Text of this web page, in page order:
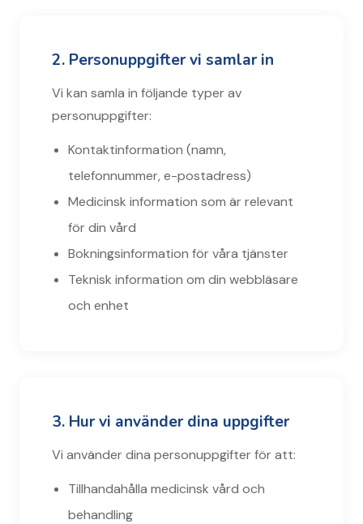
2. Personuppgifter vi samlar in
Vi kan samla in följande typer av
personuppgifter:
Kontaktinformation (namn,
telefonnummer, e-postadress)
Medicinsk information som är relevant
för din vård
Bokningsinformation för våra tjänster
Teknisk information om din webbläsare
och enhet
3. Hur vi använder dina uppgifter
Vi använder dina personuppgifter för att:
Tillhandahålla medicinsk vård och
behandling